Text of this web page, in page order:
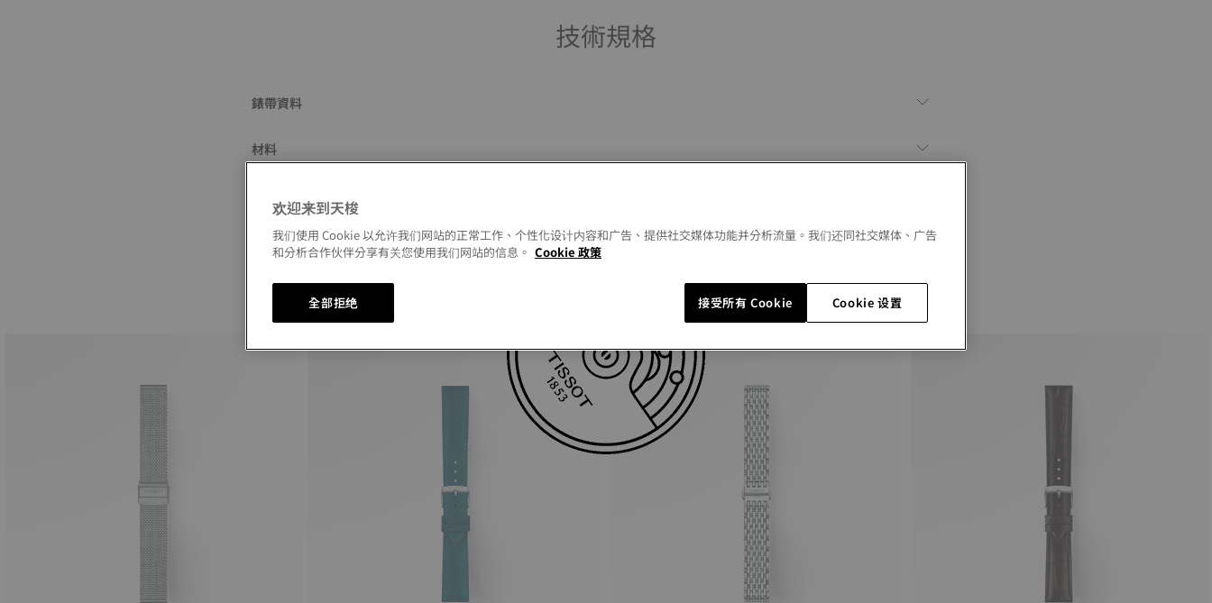
技術規格
錶帶資料
材料
Similar Products
欢迎来到天梭
我们使用 Cookie 以允许我们网站的正常工作、个性化设计内容和广告、提供社交媒体功能并分析流量。我们还同社交媒体、广告
和分析合作伙伴分享有关您使用我们网站的信息。 Cookie 政策
Cookie 设置
全部拒绝 接受所有 Cookie